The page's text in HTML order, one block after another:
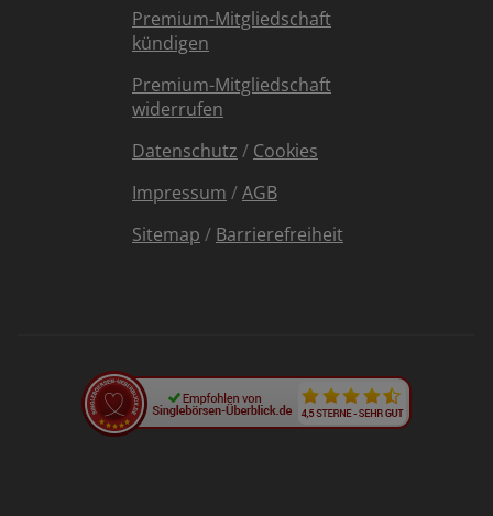
Premium-Mitgliedschaft
kündigen
Premium-Mitgliedschaft
widerrufen
Datenschutz / Cookies
Impressum /AGB
Sitemap / Barrierefreiheit